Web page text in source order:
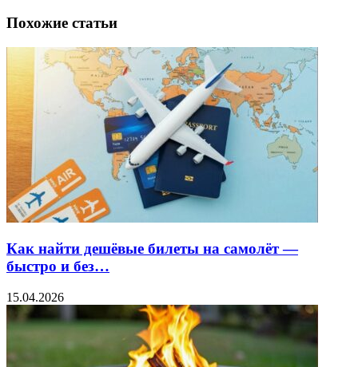
Похожие статьи
Как найти дешёвые билеты на самолёт —
быстро и без…
15.04.2026